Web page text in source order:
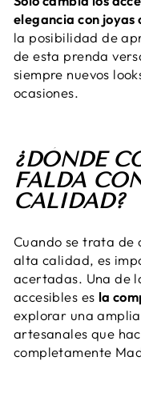
elegancia con joyas
la posibilidad de
de esta prenda
siempre nuevos
ocasiones.
¿DÓNDE
FALDA
CALIDAD?
Cuando se trata de
alta calidad, es
acertadas. Una de
accesibles es la
explorar una
artesanales que
completamente